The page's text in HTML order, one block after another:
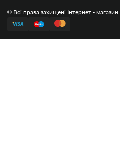
© Всі права захищені Інтернет -